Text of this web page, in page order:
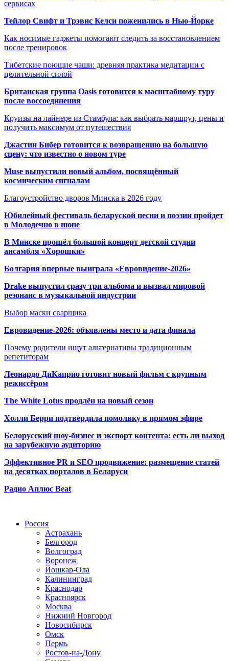
сервисах
Тейлор Свифт и Трэвис Келси поженились в Нью-Йорке
Как носимые гаджеты помогают следить за восстановлением
после тренировок
Тибетские поющие чаши: древняя практика медитации с
целительной силой
Британская группа Oasis готовится к масштабному туру
после воссоединения
Круизы на лайнере из Стамбула: как выбрать маршрут, цены и
получить максимум от путешествия
Джастин Бибер готовится к возвращению на большую
сцену: что известно о новом туре
Muse выпустили новый альбом, посвящённый
космическим сигналам
Благоустройство дворов Минска в 2026 году
Юбилейный фестиваль беларуской песни и поэзии пройдет
в Молодечно в июне
В Минске прошёл большой концерт детской студии
ансамбля «Хорошки»
Болгария впервые выиграла «Евровидение-2026»
Drake выпустил сразу три альбома и вызвал мировой
резонанс в музыкальной индустрии
Выбор маски сварщика
Евровидение-2026: объявлены место и дата финала
Почему родители ищут альтернативы традиционным
репетиторам
Леонардо ДиКаприо готовит новый фильм с крупным
режиссёром
The White Lotus продлён на новый сезон
Холли Берри подтвердила помолвку в прямом эфире
Белорусский шоу-бизнес и экспорт контента: есть ли выход
на зарубежную аудиторию
Эффективное PR и SEO продвижение: размещение статей
на десятках порталов в Беларуси
Радио Аплюс Beat
Россия
Астрахань
Белгород
Волгоград
Воронеж
Йошкар-Ола
Калининград
Краснодар
Красноярск
Москва
Нижний Новгород
Новосибирск
Омск
Пермь
Ростов-на-Дону